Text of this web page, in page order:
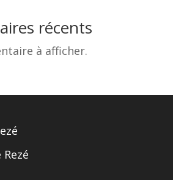
récents
à afficher.